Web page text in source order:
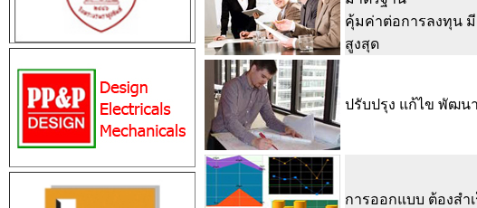
คุ้มค่าต่อการลงทุน
สูงสุด
ปรับปรุง แก้ไข พัฒน
การออกแบบ ต้องสำ